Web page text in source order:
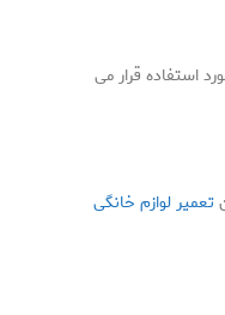
استفاده قرار می
تعمیر لوازم خانگی